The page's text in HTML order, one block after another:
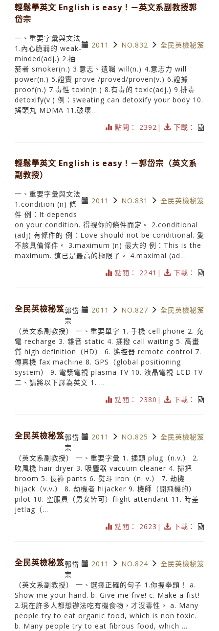
輕鬆學英文 English is easy！－英文系副教授郭
岱宗
2011 NO.832 全民英檢秘笈
一、重要字彙與文法
1.內心脆弱的 weak-
minded(adj.) 2.抽
菸者 smoker(n.) 3.意志、遺囑 will(n.) 4.意志力 will
power(n.) 5.證實 prove /proved/proven(v.) 6.證據
proof(n.) 7.毒性 toxin(n.) 8.有毒的 toxic(adj.) 9.排毒
detoxify(v.) 例：sweating can detoxify your body 10.
搖頭丸 MDMA 11.破壞...
點閱： 2392|
下載：
輕鬆學英文 English is easy！－郭岱宗（英文系
副教授）
2011 NO.831 全民英檢秘笈
一、重要字彙與文法
1.condition (n) 條
件 例：It depends
on your condition. 得視你的條件而定。 2.conditional
(adj) 有條件的 例：Love should not be conditional. 愛
不該具備條件。 3.maximum (n) 最大的 例：This is the
maximum. 這已是最高的極限了。 4.maximal (ad...
點閱： 2241|
下載：
全民英檢秘笈 2011 NO.827 全民英檢秘笈
郭岱
宗
（英文系副教授） 一、重要單字 1. 手機 cell phone 2. 充
電 recharge 3. 雜音 static 4. 插撥 call waiting 5. 高畫
質 high definition（HD） 6. 遙控器 remote control 7.
傳真機 fax machine 8. GPS（global positioning
system） 9. 電漿電視 plasma TV 10. 液晶電視 LCD TV
二、請將以下譯為英文 1. ...
點閱： 2380|
下載：
全民英檢秘笈 2011 NO.825 全民英檢秘笈
郭岱
宗
（英文系副教授） 一、重要字彙 1. 插頭 plug（n.v.） 2.
吹風機 hair dryer 3. 吸塵器 vacuum cleaner 4. 掃把
broom 5. 長褲 pants 6. 熨斗 iron（n. v.） 7. 劫機
hijack（v.v.） 8. 劫機者 hijacker 9. 機師（開飛機的）
pilot 10. 空服員（男女皆可）flight attendant 11. 時差
jetlag（...
點閱： 2623|
下載：
全民英檢秘笈 2011 NO.824 全民英檢秘笈
郭岱
宗
（英文系副教授） 一、選擇正確的句子 1.你握拳頭！ a.
Show me your hand. b. Give me five! c. Make a fist!
2.現在許多人都想辦法吃有機食物，才沒毒性。 a. Many
people try to eat organic food, which is non toxic.
b. Many people try to eat fibrous food, which ...